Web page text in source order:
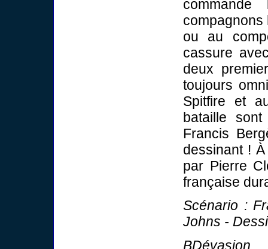
compagnons
ou au
cassure
deux
toujours
Spitfire et
bataille
Francis
dessinant !
par Pierre
française
Scénario :
Johns -